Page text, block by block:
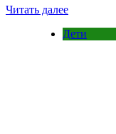
Читать далее
Дети